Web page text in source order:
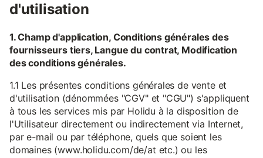
d'utilisation
1. Champ d'application, Conditions générales des
fournisseurs tiers, Langue du contrat, Modification
des conditions générales.
1.1 Les présentes conditions générales de vente et
d'utilisation (dénommées "CGV" et "CGU") s'appliquent
à tous les services mis par Holidu à la disposition de
l'Utilisateur directement ou indirectement via Internet,
par e-mail ou par téléphone, quels que soient les
domaines (www.holidu.com/de/at etc.) ou les